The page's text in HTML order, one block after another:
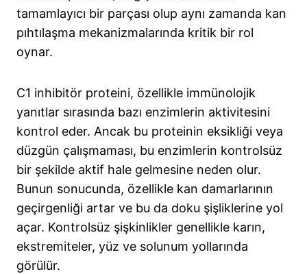
tamamlayıcı bir parçası olup aynı zamanda kan
pıhtılaşma mekanizmalarında kritik bir rol
oynar.
C1 inhibitör proteini, özellikle immünolojik
yanıtlar sırasında bazı enzimlerin aktivitesini
kontrol eder. Ancak bu proteinin eksikliği veya
düzgün çalışmaması, bu enzimlerin kontrolsüz
bir şekilde aktif hale gelmesine neden olur.
Bunun sonucunda, özellikle kan damarlarının
geçirgenliği artar ve bu da doku şişliklerine yol
açar. Kontrolsüz şişkinlikler genellikle karın,
ekstremiteler, yüz ve solunum yollarında
görülür.